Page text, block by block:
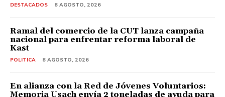
DESTACADOS 8 AGOSTO, 2026
Ramal del comercio de la CUT lanza campaña
nacional para enfrentar reforma laboral de
Kast
POLITICA 8 AGOSTO, 2026
En alianza con la Red de Jóvenes Voluntarios:
Memoria Usach envía 2 toneladas de ayuda para